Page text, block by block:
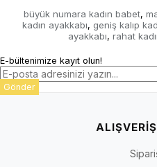
büyük numara kadın babet,
kadın ayakkabı, geniş kalıp
ayakkabı, rahat
E-bültenimize kayıt olun!
Gönder